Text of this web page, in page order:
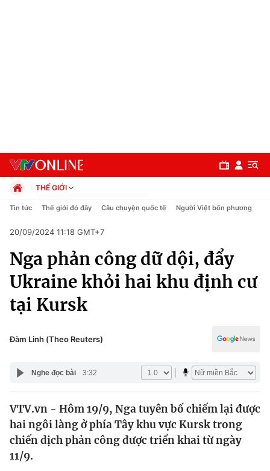
Chuyên mục
Chính trị
Xã hội
Pháp luật
Y tế
Thế giới
Tin tức
Thế giới đó đây
Kinh tế
THẾ GIỚI
Chính trị
Pháp luật
Kinh tế
Thể thao
Truyền hình
Văn hóa - Giải trí
Công nghệ
Tin tức Thế giới đó đây Câu chuyện quốc tế Người Việt bốn phương
20/09/2024 11:18 GMT+7
Nga phản công dữ dội, đẩy
Ukraine khỏi hai khu định cư
tại Kursk
Đàm Linh (Theo Reuters)
Nghe đọc bài 3:32
VTV.vn - Hôm 19/9, Nga tuyên bố chiếm lại được
hai ngôi làng ở phía Tây khu vực Kursk trong
chiến dịch phản công được triển khai từ ngày
11/9.